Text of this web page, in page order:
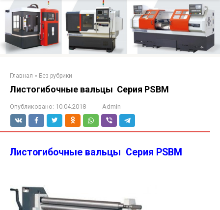
Главная » Без рубрики
Листогибочные вальцы Серия PSBM
Опубликовано: 10.04.2018 Admin
Листогибочные вальцы Серия PSBM